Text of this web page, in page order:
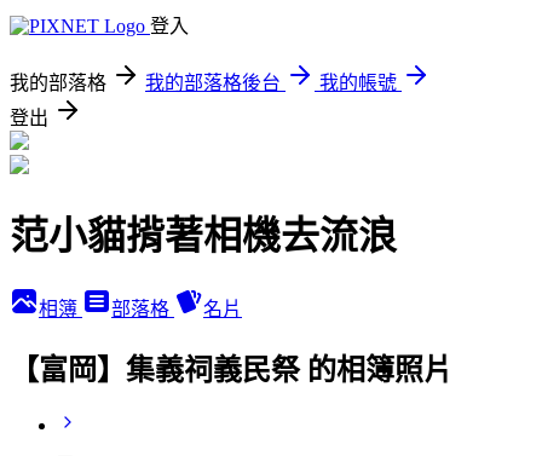
登入
我的部落格 我的部落格後台
我的帳號
登出
范小貓揹著相機去流浪
相簿 部落格 名片
【富岡】集義祠義民祭 的相簿照片